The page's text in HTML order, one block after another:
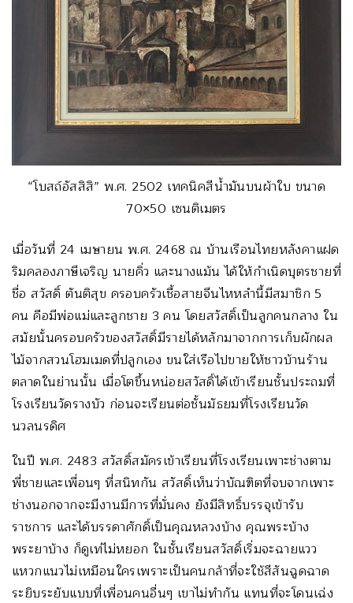
“โบสถ์อัสสิสิ” พ.ศ. 2502 เทคนิคสีน้ำมันบนผ้าใบ ขนาด
70×50 เซนติเมตร
เมื่อวันที่ 24 เมษายน พ.ศ. 2468 ณ บ้านเรือนไทยหลังคาแฝด
ริมคลองภาษีเจริญ นายคิ่ว และนางแม้น ได้ให้กำเนิดบุตรชายที่
ชื่อ สวัสดิ์ ตันติสุข ครอบครัวเชื้อสายจีนไหหลำนี้มีสมาชิก 5
คน คือมีพ่อแม่และลูกชาย 3 คน โดยสวัสดิ์เป็นลูกคนกลาง ใน
สมัยนั้นครอบครัวของสวัสดิ์มีรายได้หลักมาจากการเก็บผักผล
ไม้จากสวนโฮมเมดที่ปลูกเอง ขนใส่เรือไปขายให้ชาวบ้านร้าน
ตลาดในย่านนั้น เมื่อโตขึ้นหน่อยสวัสดิ์ได้เข้าเรียนชั้นประถมที่
โรงเรียนวัดรางบัว ก่อนจะเรียนต่อชั้นมัธยมที่โรงเรียนวัด
นวลนรดิศ
ในปี พ.ศ. 2483 สวัสดิ์สมัครเข้าเรียนที่โรงเรียนเพาะช่างตาม
พี่ชายและเพื่อนๆ ที่สนิทกัน สวัสดิ์เห็นว่าบัณฑิตที่จบจากเพาะ
ช่างนอกจากจะมีงานมีการที่มั่นคง ยังมีสิทธิ์บรรจุเข้ารับ
ราชการ และได้บรรดาศักดิ์เป็นคุณหลวงบ้าง คุณพระบ้าง
พระยาบ้าง ก็ดูเท่ไม่หยอก ในชั้นเรียนสวัสดิ์เริ่มจะฉายแวว
แหวกแนวไม่เหมือนใครเพราะเป็นคนกล้าที่จะใช้สีสันฉูดฉาด
ระยิบระยับแบบที่เพื่อนคนอื่นๆ เขาไม่ทำกัน แทนที่จะโดนเฉ่ง